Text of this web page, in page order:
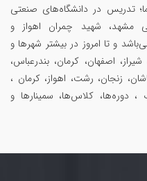
تدریس در دانشگاه‌های صنعتی
مشهد، شهید چمران اهواز و
و تا امروز در بیشتر شهرها و
اصفهان، کرمان، بندرعباس،
زنجان، رشت، اهواز، کرمان ،
دوره‌ها، کلاس‌ها، سمینار‌ها و